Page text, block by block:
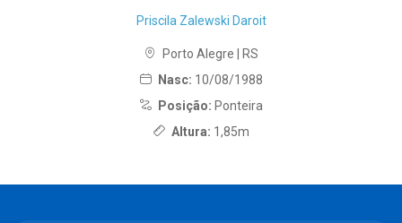
Priscila Zalewski Daroit
Porto Alegre | RS
Nasc: 10/08/1988
Posição: Ponteira
Altura: 1,85m